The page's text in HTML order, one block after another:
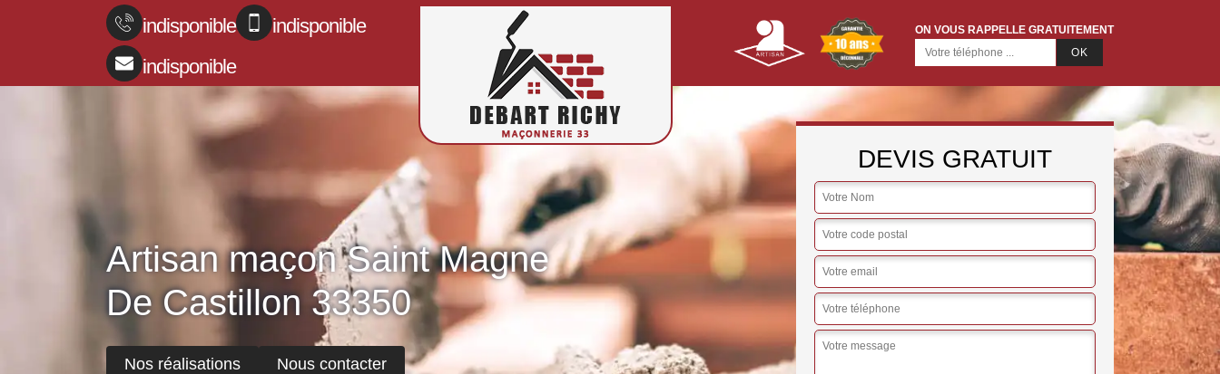
indisponible
indisponible
indisponible
ON VOUS RAPPELLE GRATUITEMENT
Artisan maçon Saint Magne
De Castillon 33350
Nos réalisations Nous contacter
DEVIS GRATUIT